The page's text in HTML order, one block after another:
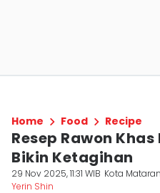
Home Food Recipe
Resep Rawon
Bikin Ketagihan
29 Nov 2025, 11:31 WIB Kota
Yerin Shin